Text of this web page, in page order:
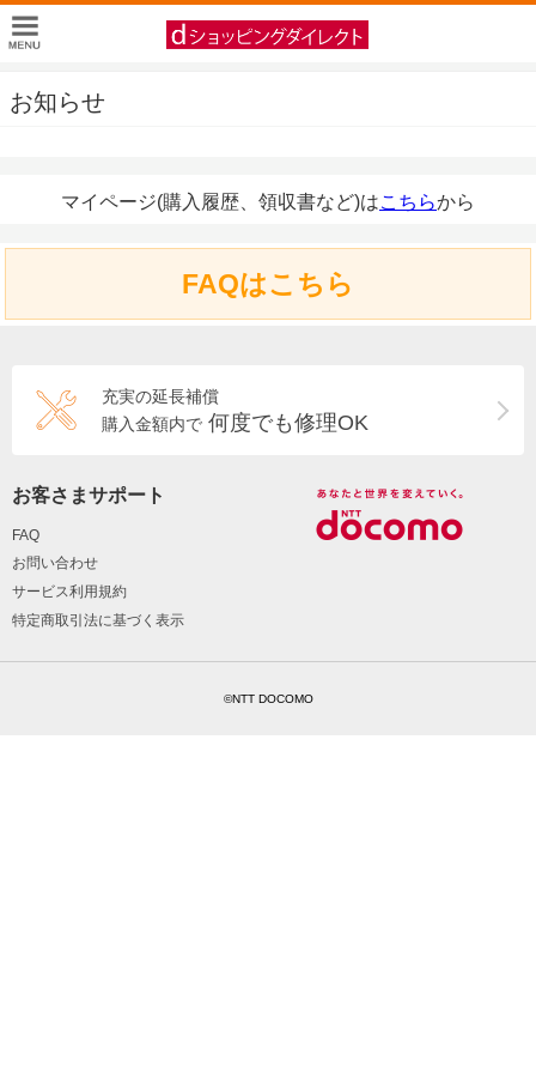
お知らせ
マイページ(購入履歴、領収書など)はこちらから
FAQはこちら
充実の延長補償
購入金額内で 何度でも修理OK
お客さまサポート
FAQ
お問い合わせ
サービス利用規約
特定商取引法に基づく表示
©NTT DOCOMO